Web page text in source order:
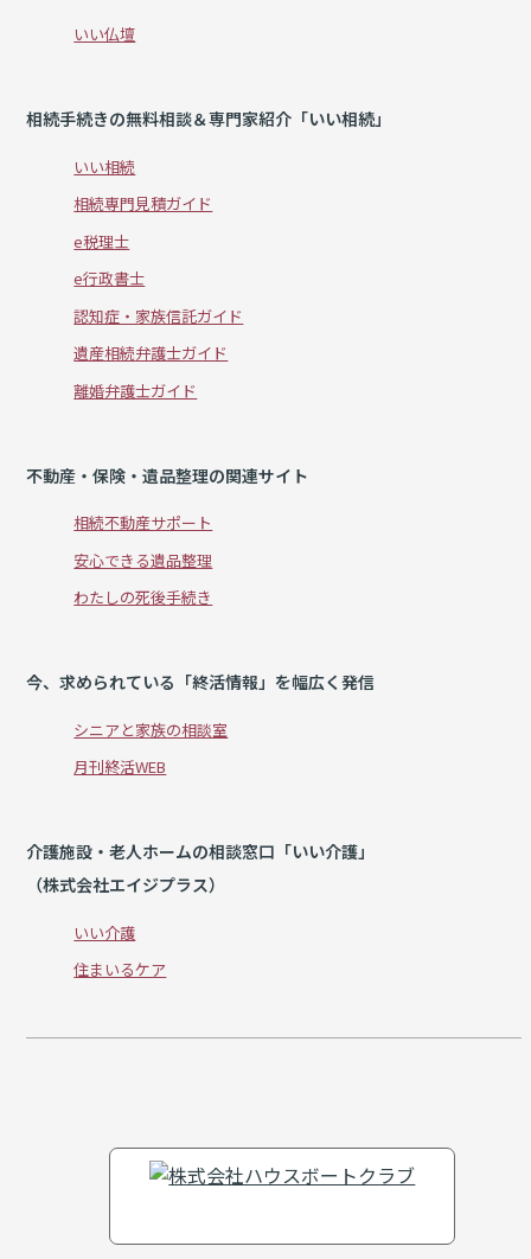
いい仏壇
相続手続きの無料相談＆専門家紹介「いい相続」
いい相続
相続専門見積ガイド
e税理士
e行政書士
認知症・家族信託ガイド
遺産相続弁護士ガイド
離婚弁護士ガイド
不動産・保険・遺品整理の関連サイト
相続不動産サポート
安心できる遺品整理
わたしの死後手続き
今、求められている「終活情報」を幅広く発信
シニアと家族の相談室
月刊終活WEB
介護施設・老人ホームの相談窓口「いい介護」
（株式会社エイジプラス）
いい介護
住まいるケア